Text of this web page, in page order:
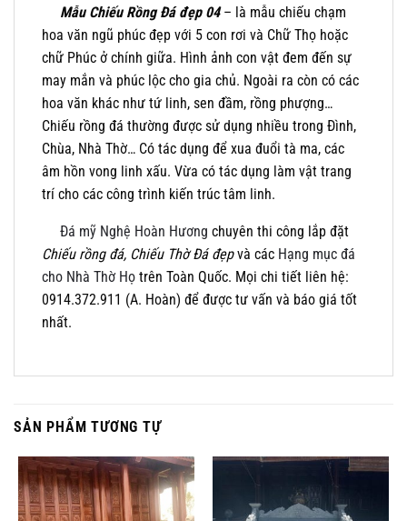
Mẫu Chiếu Rồng Đá đẹp 04– là mẫu chiếu chạm
hoa văn ngũ phúc đẹp với 5 con rơi và Chữ Thọ hoặc
chữ Phúc ở chính giữa. Hình ảnh con vật đem đến sự
may mắn và phúc lộc cho gia chủ. Ngoài ra còn có các
hoa văn khác như tứ linh, sen đầm, rồng phượng…
Chiếu rồng đá thường được sử dụng nhiều trong Đình,
Chùa, Nhà Thờ… Có tác dụng để xua đuổi tà ma, các
âm hồn vong linh xấu. Vừa có tác dụng làm vật trang
trí cho các công trình kiến trúc tâm linh.
Đá mỹ Nghệ Hoàn Hương chuyên thi công lắp đặt
Chiếu rồng đá, Chiếu Thờ Đá đẹpvà các Hạng mục đá
cho Nhà Thờ Họ trên Toàn Quốc. Mọi chi tiết liên hệ:
0914.372.911 (A. Hoàn) để được tư vấn và báo giá tốt
nhất.
SẢN PHẨM TƯƠNG TỰ